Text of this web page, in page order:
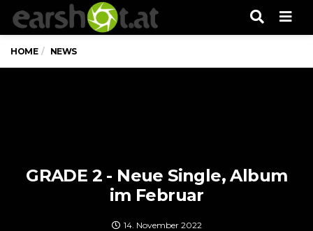
HOME NEWS
GRADE 2 - Neue Single, Album
im Februar
14. November 2022